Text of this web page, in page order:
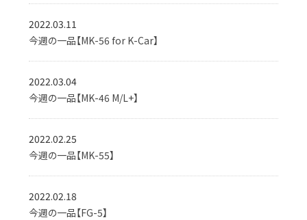
2022.03.11
今週の一品【MK-56 for K-Car】
2022.03.04
今週の一品【MK-46 M/L+】
2022.02.25
今週の一品【MK-55】
2022.02.18
今週の一品【FG-5】